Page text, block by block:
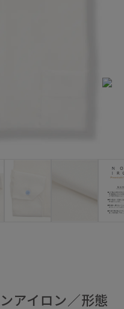
アイロン／形態